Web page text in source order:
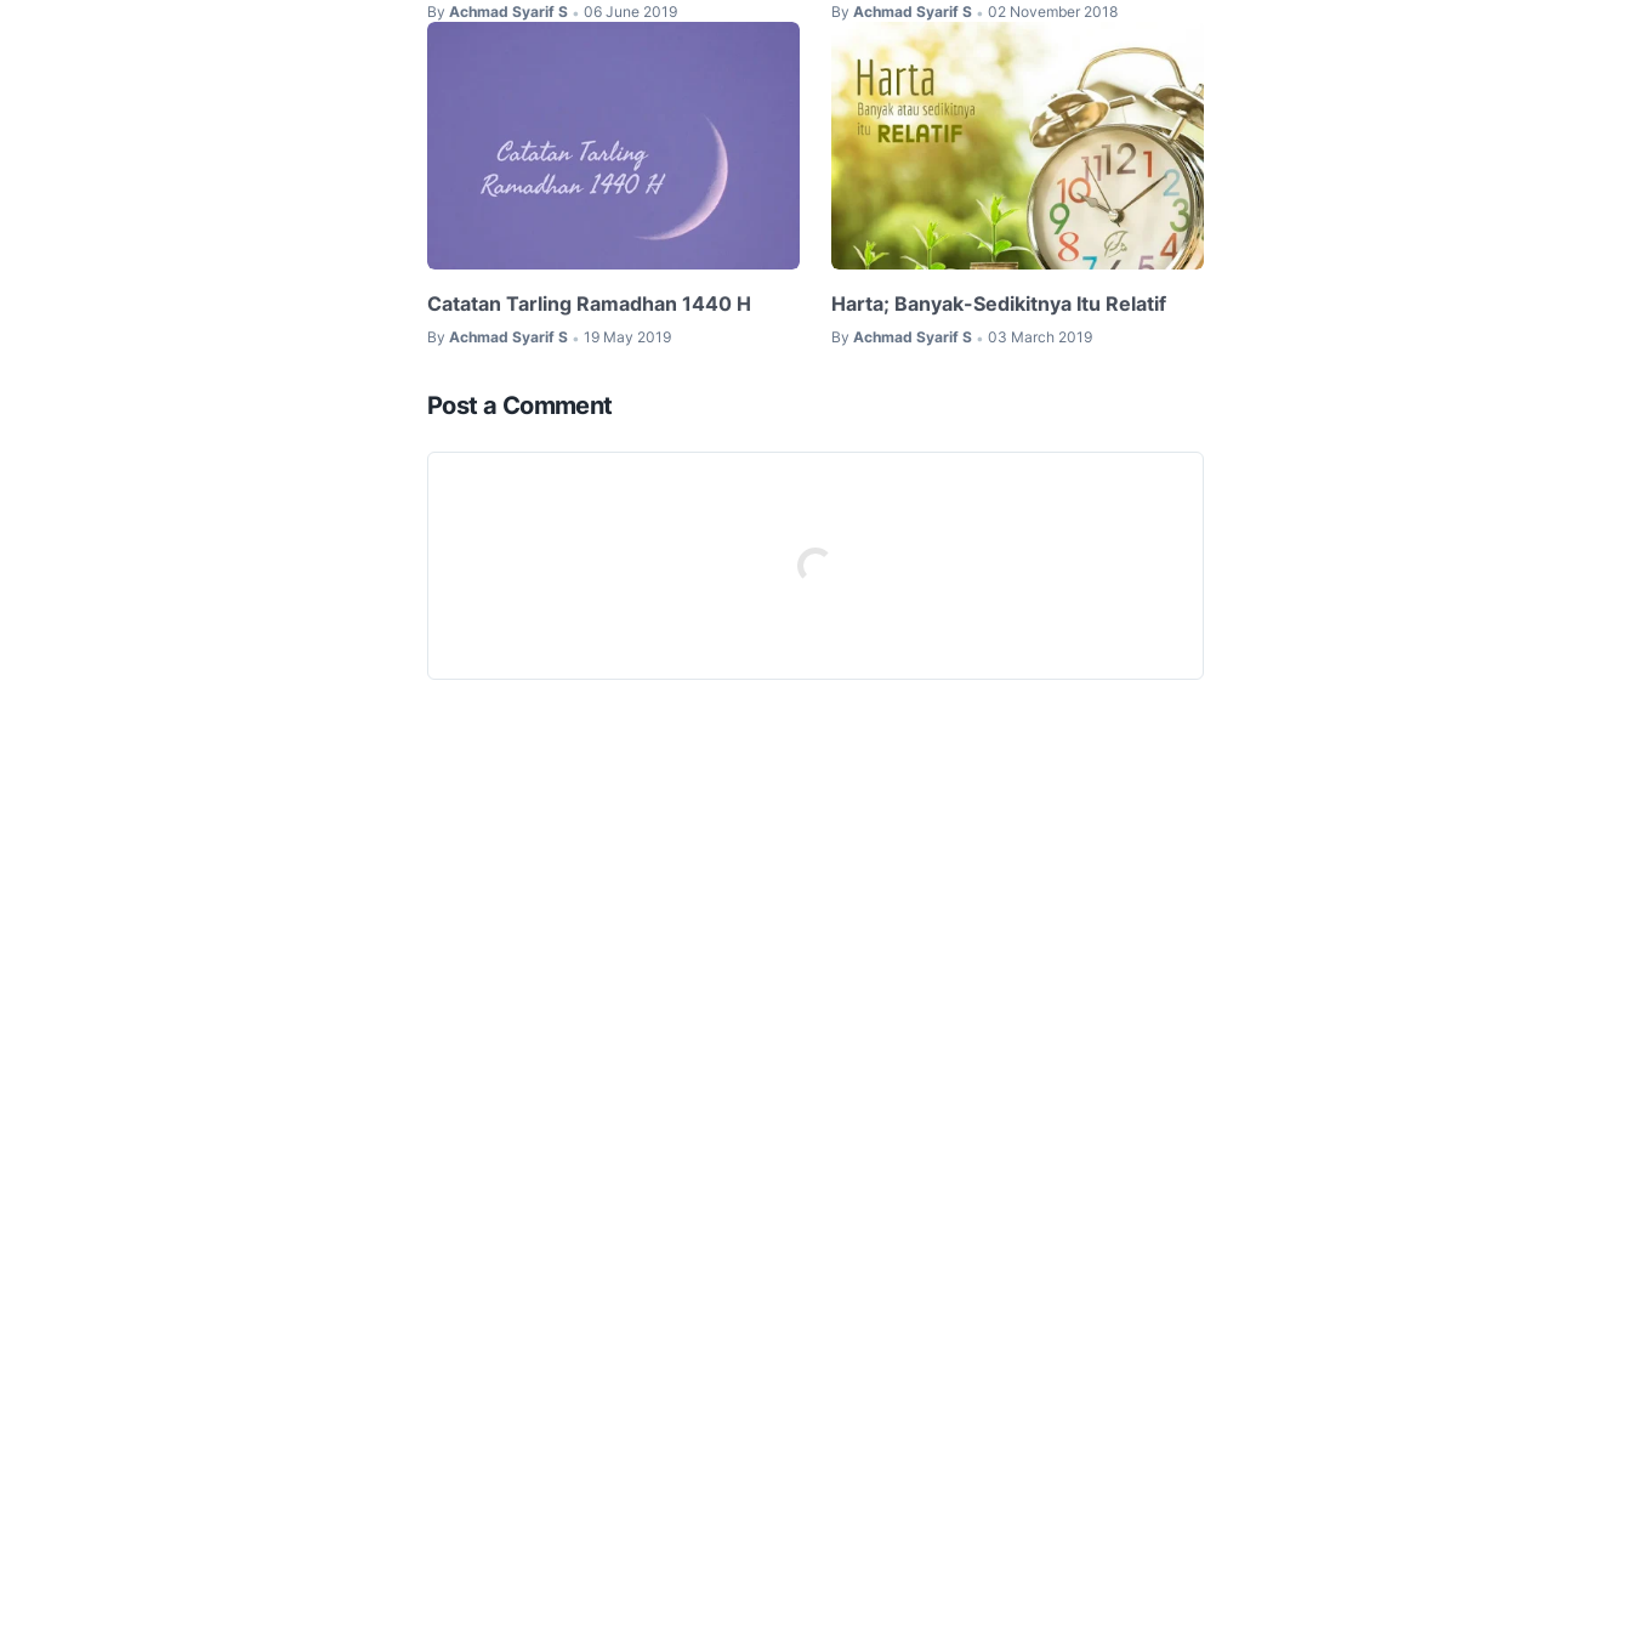
By Achmad Syarif S • 06 June 2019 By Achmad Syarif S • 02 November 2018
Catatan Tarling Ramadhan 1440 H
By Achmad Syarif S • 19 May 2019
Harta; Banyak-Sedikitnya Itu Relatif
By Achmad Syarif S • 03 March 2019
Post a Comment